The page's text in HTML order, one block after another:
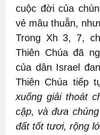
cuộc đời của
vẻ mâu thuẫn,
Trong Xh 3, 7,
Thiên Chúa đã
của dân Israel
Thiên Chúa tiếp
xuống giải thoát
cập, và đưa
đất tốt tươi, rộng